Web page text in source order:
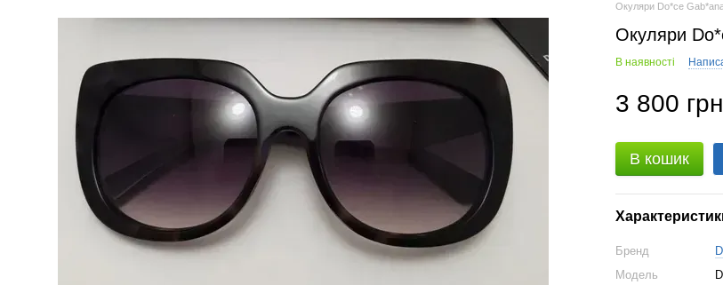
Окуляри Do*ce
Окуляри
В наявності
3 800 грн
В кошик
Бренд
Модель